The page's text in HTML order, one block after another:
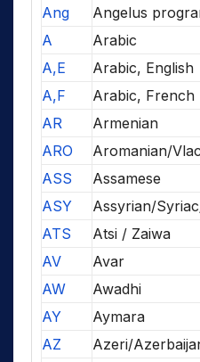
Ang
Angelus
A
Arabic
A,E
Arabic, English
A,F
Arabic, French
AR
Armenian
ARO
Aromanian/
ASS
Assamese
ASY
Assyrian/
ATS
Atsi / Zaiwa
AV
Avar
AW
Awadhi
AY
Aymara
AZ
Azeri/